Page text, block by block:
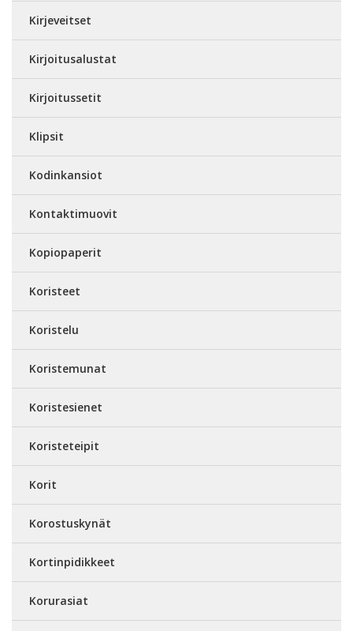
Kirjeveitset
Kirjoitusalustat
Kirjoitussetit
Klipsit
Kodinkansiot
Kontaktimuovit
Kopiopaperit
Koristeet
Koristelu
Koristemunat
Koristesienet
Koristeteipit
Korit
Korostuskynät
Kortinpidikkeet
Korurasiat